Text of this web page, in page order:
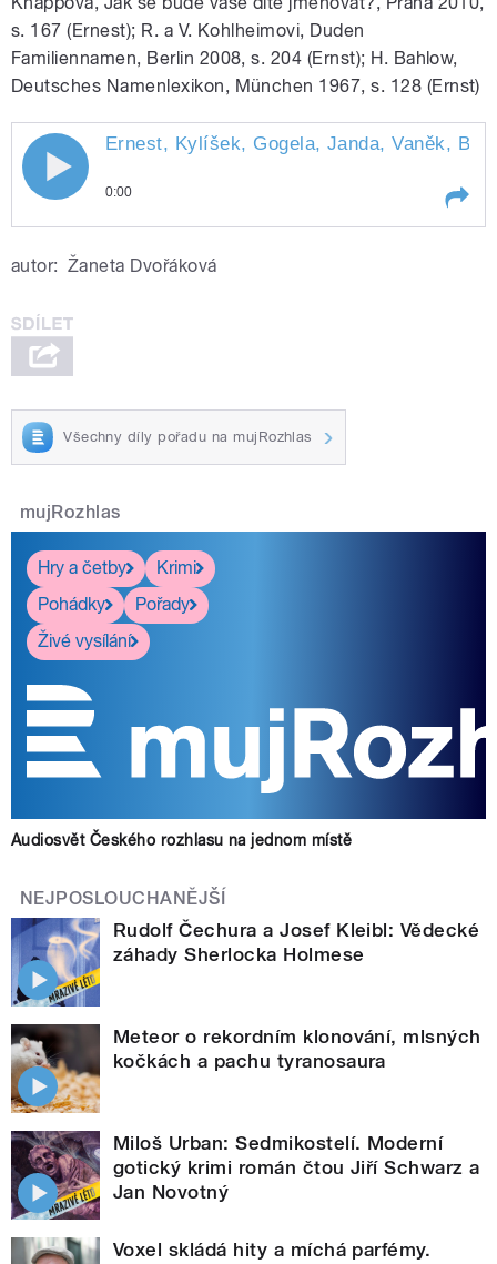
s. 167 (Ernest); R. a V. Kohlheimovi, Duden
Familiennamen, Berlin 2008, s. 204 (Ernst); H. Bahlow,
Deutsches Namenlexikon, München 1967, s. 128 (Ernst)
pause
Ernest, Kylíšek, Gogela, Janda, Vaněk,
0:00
Vaněk, Benda. Moderují Kateřina
autor: Žaneta Dvořáková
Všechny díly pořadu na mujRozhlas
mujRozhlas
Hry a četby
Krimi
Pohádky
Pořady
Živé vysílání
Audiosvět Českého rozhlasu na jednom místě
NEJPOSLOUCHANĚJŠÍ
Rudolf Čechura a Josef Kleibl: Vědecké
záhady Sherlocka Holmese
Meteor o rekordním klonování, mlsných
kočkách a pachu tyranosaura
Miloš Urban: Sedmikostelí. Moderní
gotický krimi román čtou Jiří Schwarz a
Jan Novotný
Voxel skládá hity a míchá parfémy.